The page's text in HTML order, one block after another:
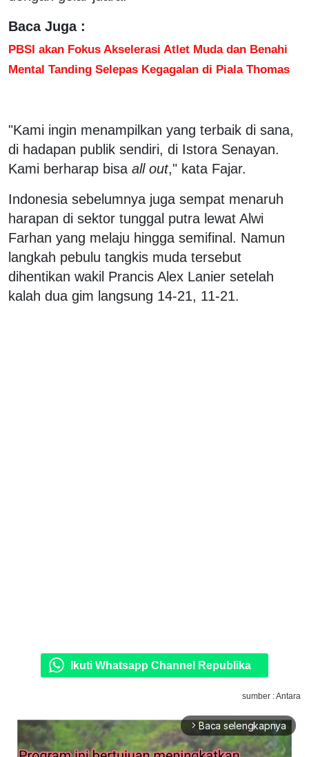
Baca Juga :
PBSI akan Fokus Akselerasi Atlet Muda dan Benahi
Mental Tanding Selepas Kegagalan di Piala Thomas
"Kami ingin menampilkan yang terbaik di sana,
di hadapan publik sendiri, di Istora Senayan.
Kami berharap bisa all out," kata Fajar.
Indonesia sebelumnya juga sempat menaruh
harapan di sektor tunggal putra lewat Alwi
Farhan yang melaju hingga semifinal. Namun
langkah pebulu tangkis muda tersebut
dihentikan wakil Prancis Alex Lanier setelah
kalah dua gim langsung 14-21, 11-21.
Ikuti Whatsapp Channel Republika
sumber : Antara
arrow_forward_ios Baca selengkapnya